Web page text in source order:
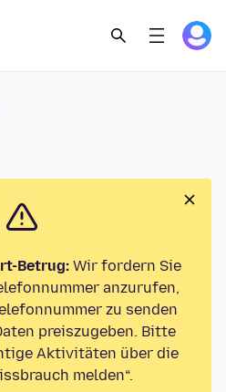
Betrug: Wir fordern Sie
anzurufen,
zu senden
preiszugeben. Bitte
Aktivitäten über die
melden“.